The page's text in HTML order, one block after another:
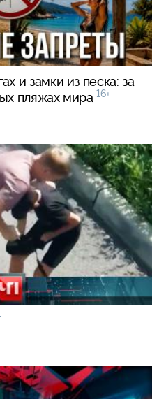
и замки из песка: за
пляжах мира 16+